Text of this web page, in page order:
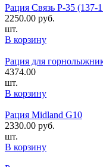
Рация Связь Р-35
2250.00 руб.
шт.
В корзину
Рация для
4374.00
шт.
В корзину
Рация Midland G10
2330.00 руб.
шт.
В корзину